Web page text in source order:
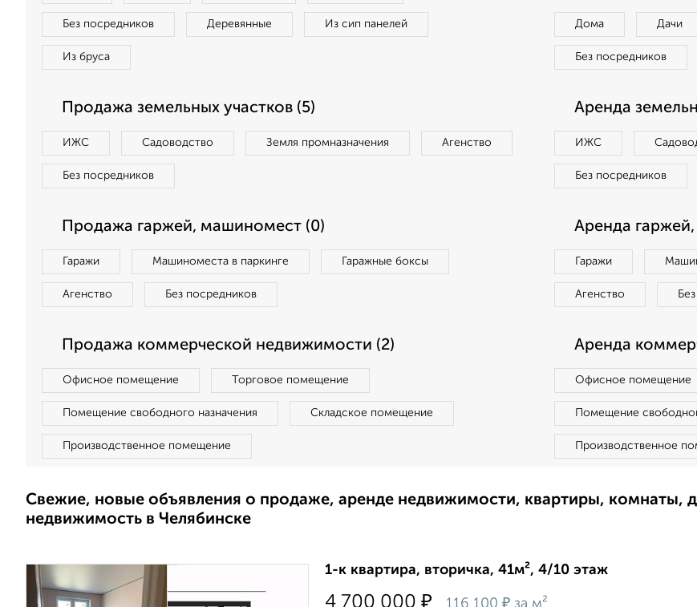
Без посредников Деревянные Из сип панелей
Из бруса
Дома Дачи
Без посредников
Продажа земельных участков (5)
ИЖС Садоводство Земля промназначения Агенство
Без посредников
Аренда
ИЖС
Без посредников
Продажа гаржей, машиномест (0)
Гаражи Машиноместа в паркинге Гаражные боксы
Агенство Без посредников
Аренда
Гаражи
Агенство
Продажа коммерческой недвижимости (2)
Офисное помещение Торговое помещение
Помещение свободного назначения Складское помещение
Производственное помещение
Аренда
Офисное помещение
Помещение
Производственное
Свежие, новые объявления о продаже, аренде недвижимости, квартиры, комнаты,
недвижимость в Челябинске
1-к квартира, вторичка, 41м², 4/10 этаж
4 700 000 ₽ 116 100 ₽ за м²